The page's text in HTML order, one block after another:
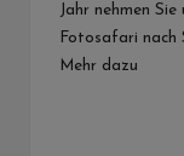
Jahr nehmen
Fotosafari nach
Mehr dazu